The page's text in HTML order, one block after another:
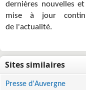
dernières nouvelles
mise à jour
de l'actualité.
Presse d'Auvergne